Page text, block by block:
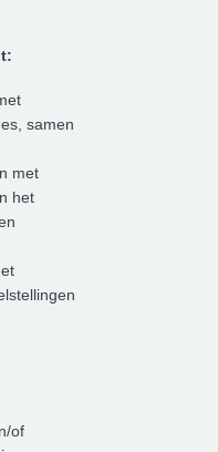
samen
met
het
of